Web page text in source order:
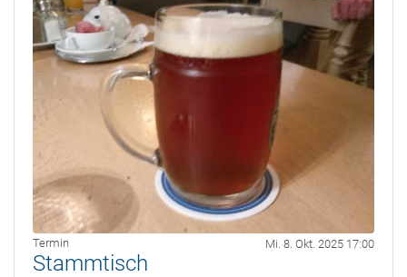
Termin Mi. 8. Okt. 2025 17:00
Stammtisch